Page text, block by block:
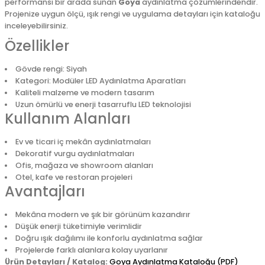
performansı bir arada sunan Goyaaydınlatma çözümlerindendir.
Projenize uygun ölçü, ışık rengi ve uygulama detayları için kataloğu
inceleyebilirsiniz.
Özellikler
Gövde rengi: Siyah
Kategori: Modüler LED Aydınlatma Aparatları
Kaliteli malzeme ve modern tasarım
Uzun ömürlü ve enerji tasarruflu LED teknolojisi
Kullanım Alanları
Ev ve ticari iç mekân aydınlatmaları
Dekoratif vurgu aydınlatmaları
Ofis, mağaza ve showroom alanları
Otel, kafe ve restoran projeleri
Avantajları
Mekâna modern ve şık bir görünüm kazandırır
Düşük enerji tüketimiyle verimlidir
Doğru ışık dağılımı ile konforlu aydınlatma sağlar
Projelerde farklı alanlara kolay uyarlanır
Ürün Detayları / Katalog: Goya Aydınlatma Kataloğu (PDF)